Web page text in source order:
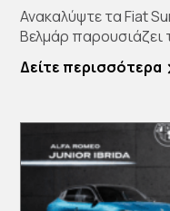
Ανακαλύψτε τα Fiat
Βελμάρ παρουσιάζει
Δείτε περισσότερα